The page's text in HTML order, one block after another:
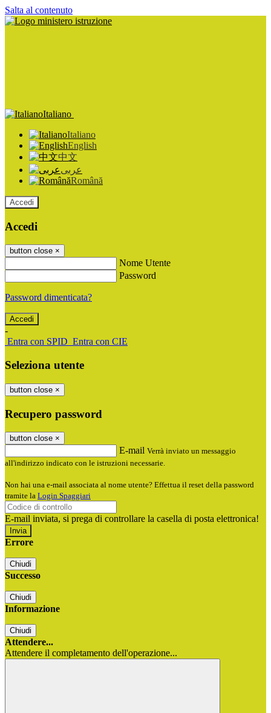
Salta al contenuto
Italiano
Italiano
English
中文
عربى
Română
Accedi
Accedi
button close ×
Nome Utente
Password
Password dimenticata?
-
Entra con SPID Entra con CIE
Seleziona utente
button close ×
Recupero password
button close ×
E-mail Verrà inviato un messaggio
all'indirizzo indicato con le istruzioni necessarie.
Non hai una e-mail associata al nome utente? Effettua il reset della password
tramite la Login Spaggiari
E-mail inviata, si prega di controllare la casella di posta elettronica!
Errore
Chiudi
Successo
Chiudi
Informazione
Chiudi
Attendere...
Attendere il completamento dell'operazione...